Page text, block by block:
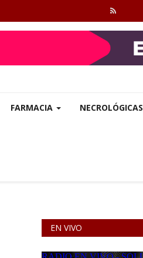
FARMACIA NECROLÓGICAS
EN VIVO